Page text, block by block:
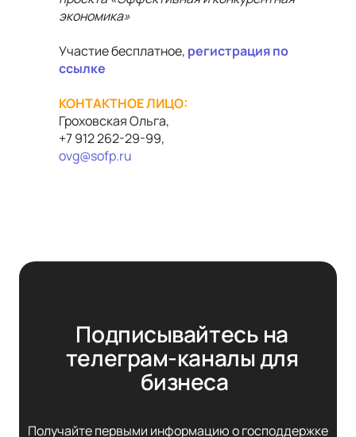
экономика»
Участие бесплатное, регистрация по
ссылке
КОНТАКТНОЕ ЛИЦО:
Гроховская Ольга,
+7 912 262-29-99,
ovg@sofp.ru
Подписывайтесь на
телеграм-каналы для
бизнеса
Получайте первыми информацию о господдержке